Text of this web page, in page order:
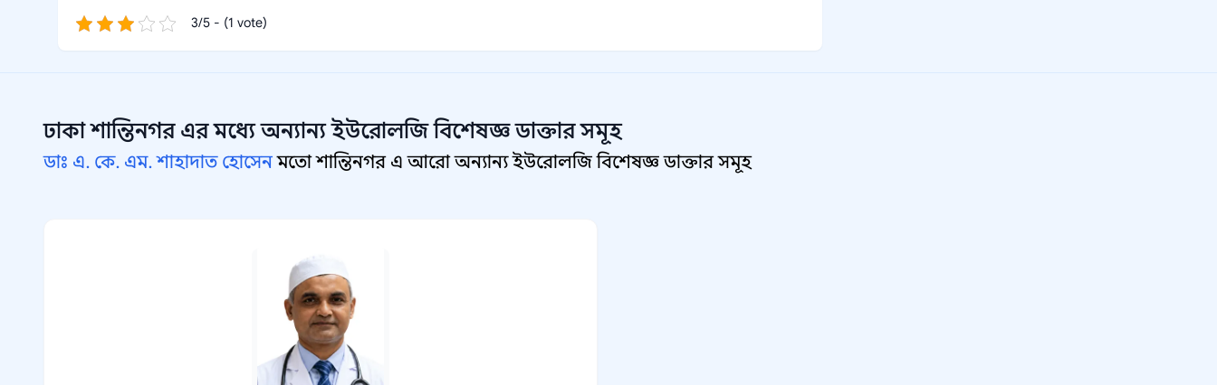
3/5 - (1 vote)
ঢাকা শান্তিনগর এর মধ্যে অন্যান্যইউরোলজি বিশেষজ্ঞ ডাক্তার সমূহ
ডাঃ এ. কে. এম. শাহাদাত হোসেনমতো শান্তিনগর এ আরো অন্যান্য ইউরোলজি বিশেষজ্ঞ ডাক্তার সমূহ